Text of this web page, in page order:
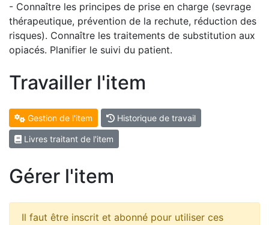
- Connaître les principes de prise en charge (sevrage
thérapeutique, prévention de la rechute, réduction des
risques). Connaître les traitements de substitution aux
opiacés. Planifier le suivi du patient.
Travailler l'item
Gestion de l'item Historique de travail
Livres traitant de l'item
Gérer l'item
Il faut être inscrit et abonné pour utiliser ces